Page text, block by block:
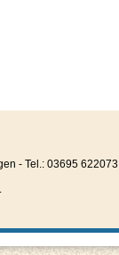
- Tel.: 03695 622073